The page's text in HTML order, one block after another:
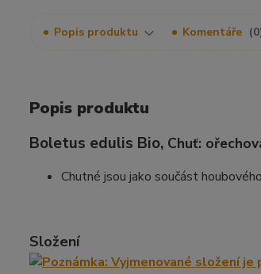
Popis produktu Komentáře 0
Popis produktu
Boletus edulis Bio, Chuť:
Chutné jsou jako součást
Složení